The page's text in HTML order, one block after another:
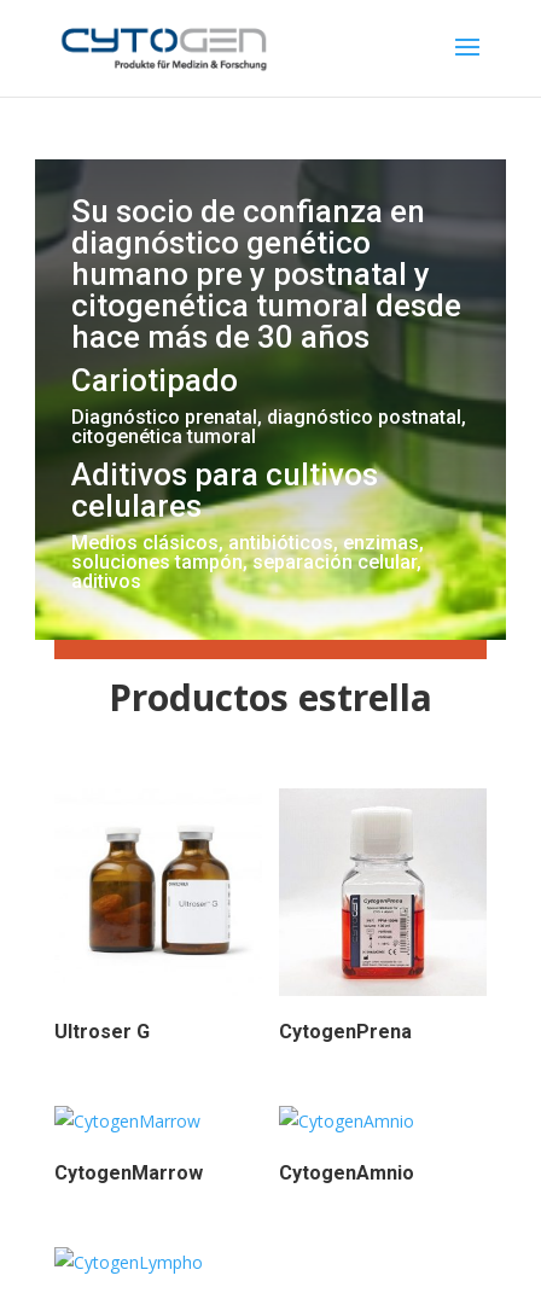
Su socio de confianza en
diagnóstico genético
humano pre y postnatal y
citogenética tumoral desde
hace más de 30 años
Cariotipado
Diagnóstico prenatal, diagnóstico postnatal,
citogenéticatumoral
Aditivos para cultivos
celulares
Medios clásicos, antibióticos, enzimas,
soluciones tampón, separación celular,
aditivos
Productos estrella
Ultroser G CytogenPrena
CytogenMarrow CytogenAmnio